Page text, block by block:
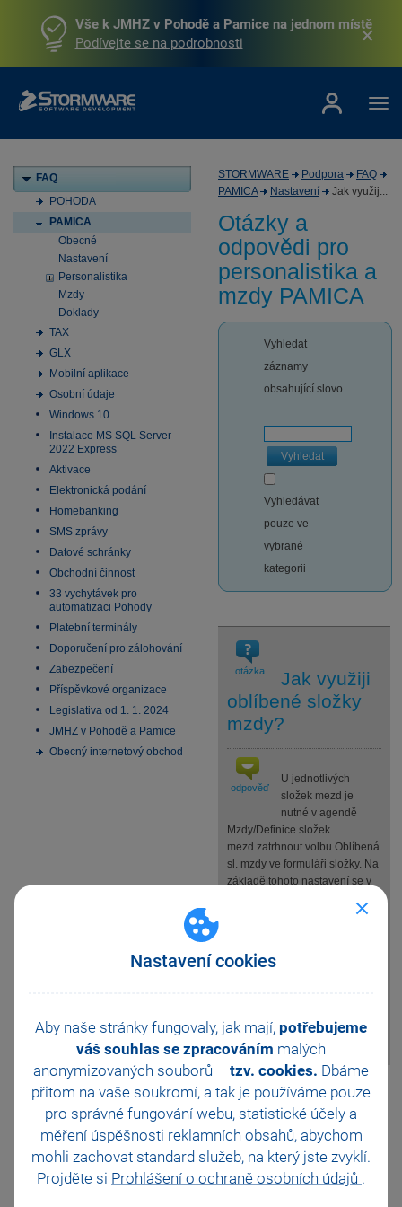
Nastavení cookies
Aby naše stránky fungovaly, jak mají, potřebujeme
váš souhlas se zpracováním malých
anonymizovaných souborů – tzv. cookies. Dbáme
přitom na vaše soukromí, a tak je používáme pouze
pro správné fungování webu, statistické účely a
měření úspěšnosti reklamních obsahů, abychom
mohli zachovat standard služeb, na který jste zvyklí.
Projděte si Prohlášení o ochraně osobních údajů .
Vše k JMHZ v Pohodě a Pamice na jednom místě
Podívejte se na podrobnosti
FAQ
POHODA
PAMICA
Obecné
Nastavení
Personalistika
Mzdy
Doklady
TAX
GLX
Mobilní aplikace
Osobní údaje
Windows 10
Instalace MS SQL Server
2022 Express
Aktivace
Elektronická podání
Homebanking
SMS zprávy
Datové schránky
Obchodní činnost
33 vychytávek pro
automatizaci Pohody
Platební terminály
Doporučení pro zálohování
Zabezpečení
Příspěvkové organizace
Legislativa od 1. 1. 2024
JMHZ v Pohodě a Pamice
Obecný internetový obchod
STORMWARE Podpora
FAQ
PAMICA
Nastavení Jak využij...
Otázky a
odpovědi pro
personalistika a
mzdy PAMICA
Vyhledat
záznamy
obsahující slovo
Vyhledat
Vyhledávat
pouze ve
vybrané
kategorii
otázka
Jak využiji
oblíbené složky
mzdy?
odpověď
U jednotlivých
složek mezd je
nutné v agendě
Mzdy/Definice složek
mezd zatrhnout volbu Oblíbená
sl. mzdy ve formuláři složky. Na
základě tohoto nastavení se v
příslušný měsíc mohou nabízet
kontextového menu Nabízet
nepřítomnosti.
odpověď?
Ne Nevím
Odeslat Tisknout